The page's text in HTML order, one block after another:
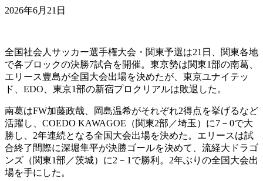
2026年6月21日
全国社会人サッカー選手権大会・関東予選は21日、関東各地
で各ブロックの決勝7試合を開催。東京勢は関東1部の南葛、
エリース豊島が全国大会出場を決めたが、東京ユナイテッ
ド、EDO、東京1部の新宿プロクリアルは敗退した。
南葛はFW加藤政哉、岡島温希がそれぞれ2得点を挙げるなど
活躍し、COEDO KAWAGOE（関東2部／埼玉）に7－0で大
勝し、2年連続となる全国大会出場を決めた。エリースは試
合終了間際に深堀隼平が決勝ゴールを決めて、流経大ドラゴ
ンズ（関東1部／茨城）に2－1で勝利。2年ぶりの全国大会出
場を手にした。